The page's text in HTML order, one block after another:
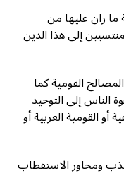
ما ران عليها من
إلى هذا الدين
القومية كما
الناس إلى التوحيد
أو القومية العربية أو
ومحاور الاستقطاب